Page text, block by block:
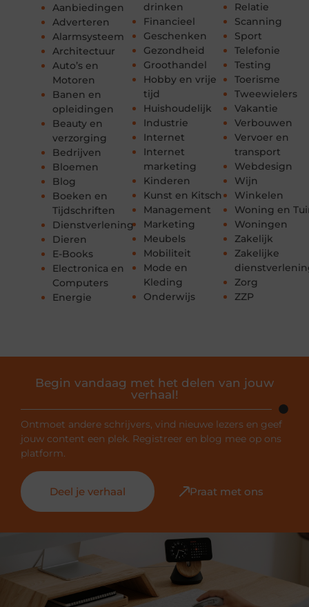
Aanbiedingen
Adverteren
Alarmsysteem
Architectuur
Auto’s en
Motoren
Banen en
opleidingen
Beauty en
verzorging
Bedrijven
Bloemen
Blog
Boeken en
Tijdschriften
Dienstverlening
Dieren
E-Books
Electronica en
Computers
Energie
drinken
Financieel
Geschenken
Gezondheid
Groothandel
Hobby en vrije
tijd
Huishoudelijk
Industrie
Internet
Internet
marketing
Kinderen
Kunst en Kitsch
Management
Marketing
Meubels
Mobiliteit
Mode en
Kleding
Onderwijs
Relatie
Scanning
Sport
Telefonie
Testing
Toerisme
Tweewielers
Vakantie
Verbouwen
Vervoer en
transport
Webdesign
Wijn
Winkelen
Woning en
Woningen
Zakelijk
Zakelijke
Zorg
ZZP
Begin vandaag met het delen van jouw
verhaal!
Ontmoet andere schrijvers, vind nieuwe lezers en geef
jouw content een plek. Registreer en blog mee op ons
platform.
Deel je verhaal Praat met ons